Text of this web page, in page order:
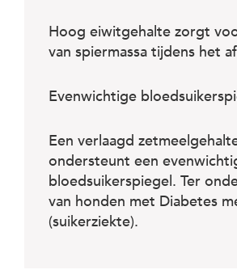
Hoog eiwitgehalte zorgt
van spiermassa tijdens het
Evenwichtige
Een verlaagd
ondersteunt een
bloedsuikerspiegel. Ter
van honden met Diabetes
(suikerziekte).